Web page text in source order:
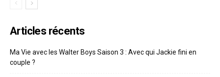
Articles récents
Ma Vie avec les Walter Boys Saison 3 : Avec qui Jackie fini en
couple ?